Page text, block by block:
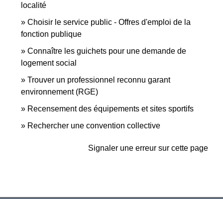
localité
Choisir le service public - Offres d'emploi de la
fonction publique
Connaître les guichets pour une demande de
logement social
Trouver un professionnel reconnu garant
environnement (RGE)
Recensement des équipements et sites sportifs
Rechercher une convention collective
Signaler une erreur sur cette page